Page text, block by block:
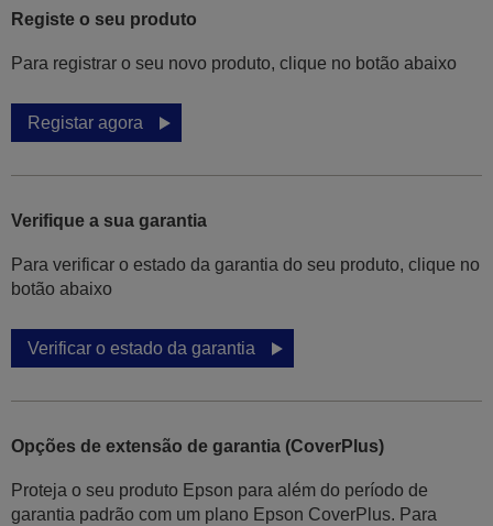
Registe o seu produto
Para registrar o seu novo produto, clique no botão abaixo
Registar agora
Verifique a sua garantia
Para verificar o estado da garantia do seu produto, clique no
botão abaixo
Verificar o estado da garantia
Opções de extensão de garantia (CoverPlus)
Proteja o seu produto Epson para além do período de
garantia padrão com um plano Epson CoverPlus. Para